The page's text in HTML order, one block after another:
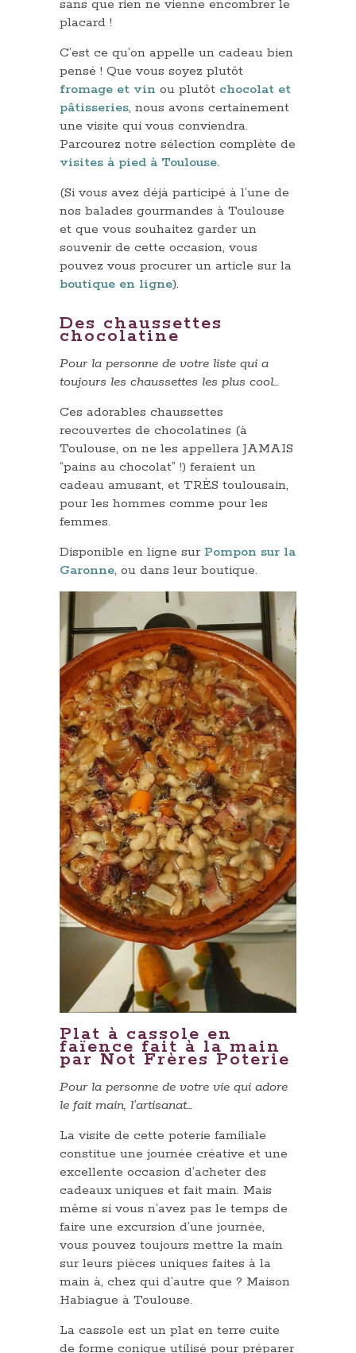
sans que rien ne vienne encombrer le
placard !
C’est ce qu’on appelle un cadeau bien
pensé ! Que vous soyez plutôt
fromage et vin ou plutôt chocolat et
pâtisseries, nous avons certainement
une visite qui vous conviendra.
Parcourez notre sélection complète de
visites à pied à Toulouse.
(Si vous avez déjà participé à l’une de
nos balades gourmandes à Toulouse
et que vous souhaitez garder un
souvenir de cette occasion, vous
pouvez vous procurer un article sur la
boutique en ligne).
Des chaussettes
chocolatine
Pour la personne de votre liste qui a
toujours les chaussettes les plus cool…
Ces adorables chaussettes
recouvertes de chocolatines (à
Toulouse, on ne les appellera JAMAIS
“pains au chocolat” !) feraient un
cadeau amusant, et TRÈS toulousain,
pour les hommes comme pour les
femmes.
Disponible en ligne sur Pompon sur la
Garonne, ou dans leur boutique.
Plat à cassole en
faïence fait à la main
par Not Frères Poterie
Pour la personne de votre vie qui adore
le fait main, l’artisanat…
La visite de cette poterie familiale
constitue une journée créative et une
excellente occasion d’acheter des
cadeaux uniques et fait main. Mais
même si vous n’avez pas le temps de
faire une excursion d’une journée,
vous pouvez toujours mettre la main
sur leurs pièces uniques faites à la
main à, chez qui d’autre que ? Maison
Habiague à Toulouse.
La cassole est un plat en terre cuite
de forme conique utilisé pour préparer